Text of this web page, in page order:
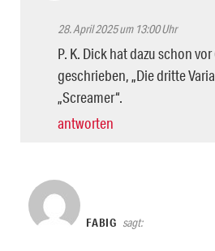
28. April 2025 um 13:00 Uhr
P. K. Dick hat dazu schon
geschrieben, „Die dritte
„Screamer“.
antworten
FABIG sagt: